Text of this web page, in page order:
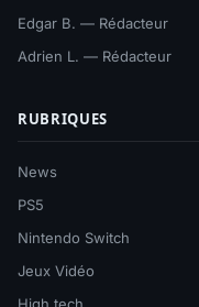
Edgar B. — Rédacteur
Adrien L. — Rédacteur
RUBRIQUES
News
PS5
Nintendo Switch
Jeux Vidéo
High tech